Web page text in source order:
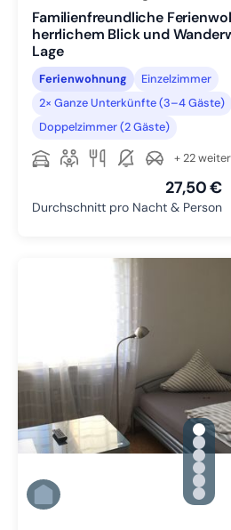
Familienfreundliche
herrlichem Blick und
Lage
Ferienwohnung
Einzelzimmer
2× Ganze Unterkünfte (3–4 Gäste)
Doppelzimmer (2 Gäste)
+ 22
27,50 €
Durchschnitt pro Nacht & Person
Zu
Zu
Zu
Zu
Zu
Zu